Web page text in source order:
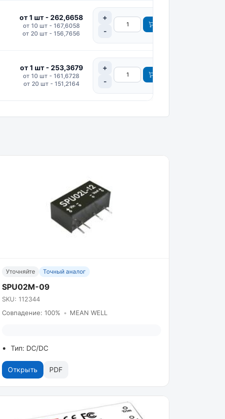
от 1 шт - 262,6658
от 10 шт - 167,6058
от 20 шт - 156,7656
от 1 шт - 253,3679
от 10 шт - 161,6728
от 20 шт - 151,2164
Уточняйте Точный аналог
SPU02M-09
SKU: 112344
Совпадение: 100% • MEAN WELL
Тип: DC/DC
Открыть PDF